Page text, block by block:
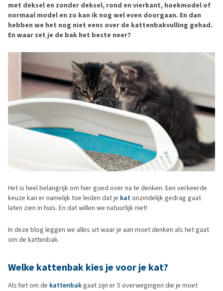
met deksel en zonder deksel, rond en vierkant, hoekmodel of
normaal model en zo kan ik nog wel even doorgaan. En dan
hebben we het nog niet eens over de kattenbakvulling gehad.
En waar zet je de bak het beste neer?
Het is heel belangrijk om hier goed over na te denken. Een verkeerde
keuze kan er namelijk toe leiden dat je katonzindelijk gedrag gaat
laten zien in huis. En dat willen we natuurlijk niet!
In deze blog leggen we alles uit waar je aan moet denken als het gaat
om de kattenbak.
Welke kattenbak kies je voor je kat?
Als het om de kattenbakgaat zijn er 5 overwegingen die je moet